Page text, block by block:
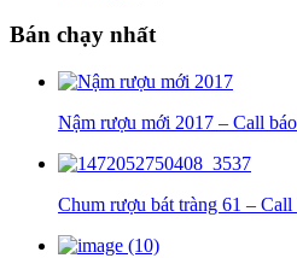
Bán chạy nhất
Nậm rượu mới 2017 – Call
Chum rượu bát tràng 61 –